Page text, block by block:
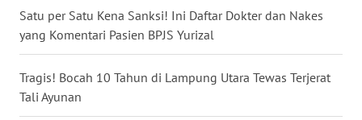
Satu per Satu Kena Sanksi! Ini Daftar Dokter dan Nakes
yang Komentari Pasien BPJS Yurizal
Tragis! Bocah 10 Tahun di Lampung Utara Tewas Terjerat
Tali Ayunan
WN
KALTARA
WN
KALSEL